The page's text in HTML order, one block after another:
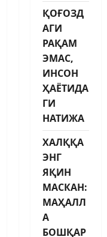
ҚОҒОЗД
АГИ
РАҚАМ
ЭМАС,
ИНСОН
ҲАЁТИДА
ГИ
НАТИЖА
ХАЛҚҚА
ЭНГ
ЯҚИН
МАСКАН:
МАҲАЛЛ
А
БОШҚАР